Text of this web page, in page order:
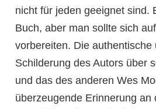
nicht für jeden geeignet sind.
Buch, aber man sollte sich
vorbereiten. Die authentische
Schilderung des Autors über
und das des anderen Wes
überzeugende Erinnerung an